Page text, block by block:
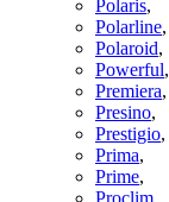
Polaris,
Polarline,
Polaroid,
Powerful,
Premiera,
Presino,
Prestigio,
Prima,
Prime,
Proclim,